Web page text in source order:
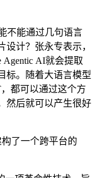
不能通过几句语言
计？张永专表示，
Agentic AI就会提取
标。随着大语言模型
，都可以通过这个方
然后就可以产生很好
了一个跨平台的